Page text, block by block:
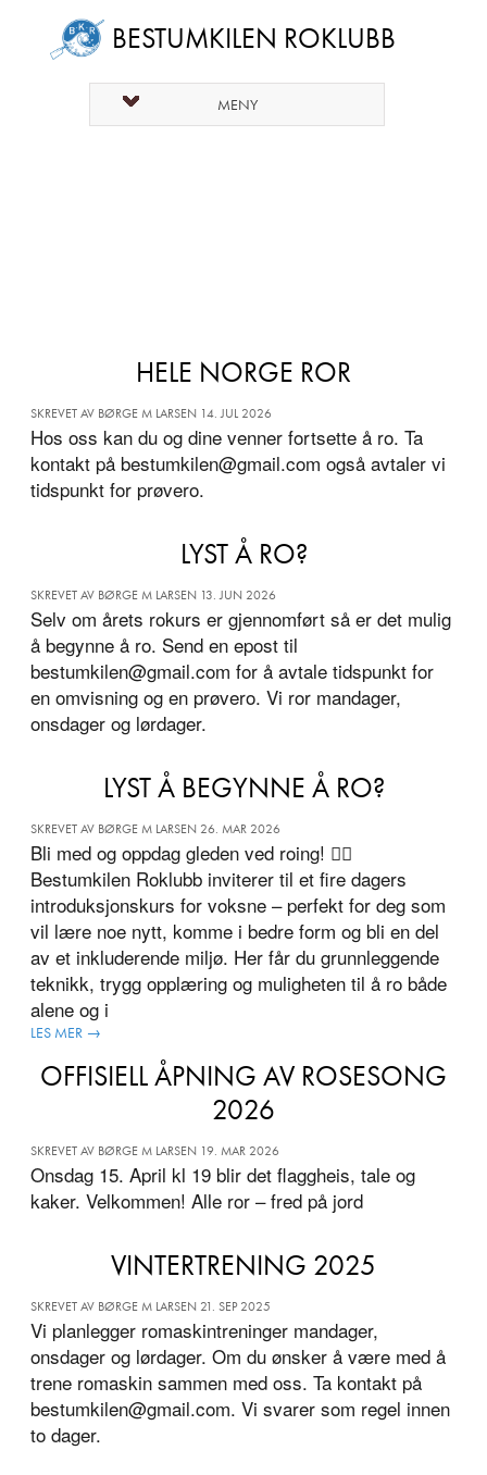
BESTUMKILEN ROKLUBB
MENY
HELE NORGE ROR
SKREVET AV BØRGE M LARSEN 14. JUL 2026
Hos oss kan du og dine venner fortsette å ro. Ta
kontakt på bestumkilen@gmail.com også avtaler vi
tidspunkt for prøvero.
LYST Å RO?
SKREVET AV BØRGE M LARSEN 13. JUN 2026
Selv om årets rokurs er gjennomført så er det mulig
å begynne å ro. Send en epost til
bestumkilen@gmail.com for å avtale tidspunkt for
en omvisning og en prøvero. Vi ror mandager,
onsdager og lørdager.
LYST Å BEGYNNE Å RO?
SKREVET AV BØRGE M LARSEN 26. MAR 2026
Bli med og oppdag gleden ved roing! 🚣‍♂️
Bestumkilen Roklubb inviterer til et fire dagers
introduksjonskurs for voksne – perfekt for deg som
vil lære noe nytt, komme i bedre form og bli en del
av et inkluderende miljø. Her får du grunnleggende
teknikk, trygg opplæring og muligheten til å ro både
alene og i
LES MER →
OFFISIELL ÅPNING AV ROSESONG
2026
SKREVET AV BØRGE M LARSEN 19. MAR 2026
Onsdag 15. April kl 19 blir det flaggheis, tale og
kaker. Velkommen! Alle ror – fred på jord
VINTERTRENING 2025
SKREVET AV BØRGE M LARSEN 21. SEP 2025
Vi planlegger romaskintreninger mandager,
onsdager og lørdager. Om du ønsker å være med å
trene romaskin sammen med oss. Ta kontakt på
bestumkilen@gmail.com. Vi svarer som regel innen
to dager.